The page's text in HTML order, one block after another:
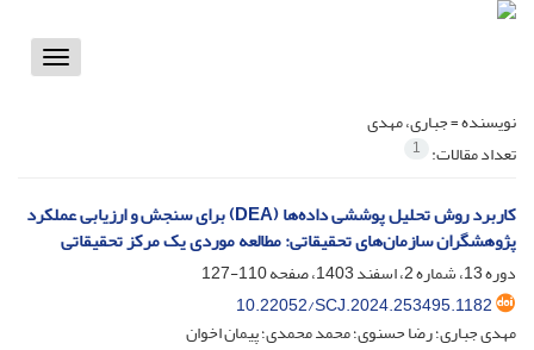
Toggle
نویسنده =جباری، مهدی
تعداد مقالات: 1
کاربرد روش تحلیل پوششی داده‌ها (DEA) برای سنجش و ارزیابی عملکرد
پژوهشگران سازمان‌های تحقیقاتی: مطالعه موردی یک مرکز تحقیقاتی
دوره 13، شماره 2، اسفند 1403، صفحه
110-127
10.22052/SCJ.2024.253495.1182
مهدی جباری؛ رضا حسنوی؛ محمد محمدی؛ پیمان اخوان